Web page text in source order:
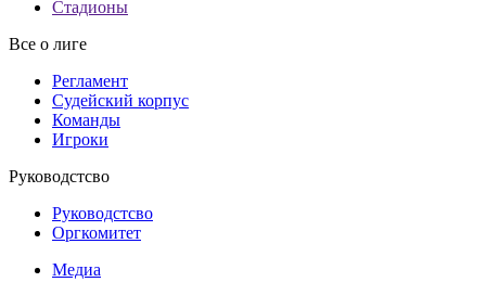
Стадионы
Все о лиге
Регламент
Судейский корпус
Команды
Игроки
Руководстсво
Руководстсво
Оргкомитет
Медиа